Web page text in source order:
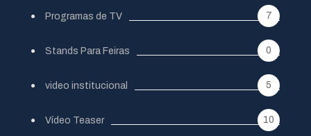
Programas de TV 7
Stands Para Feiras 0
video institucional 5
Vídeo Teaser 10